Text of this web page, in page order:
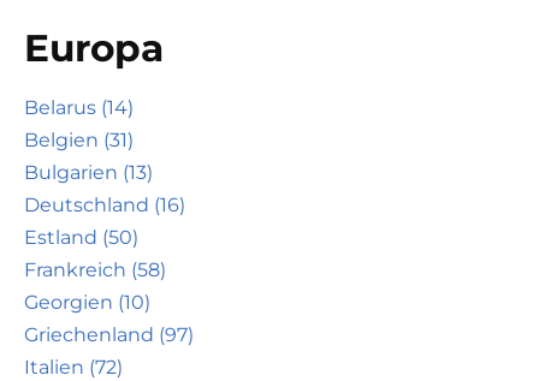
Europa
Belarus (14)
Belgien (31)
Bulgarien (13)
Deutschland (16)
Estland (50)
Frankreich (58)
Georgien (10)
Griechenland (97)
Italien (72)